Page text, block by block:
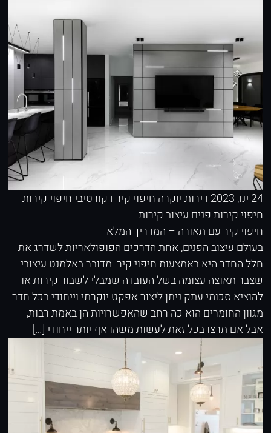
24 ינו, 2023 דירות יוקרה חיפוי קיר דקורטיביחיפוי קירות
חיפוי קירות פנים עיצוב קירות
חיפוי קיר עם תאורה – המדריך המלא
בעולם עיצוב הפנים, אחת הדרכים הפופולאריות לשדרג את
חלל החדר היא באמצעות חיפוי קיר. מדובר באלמנט עיצובי
שצבר תאוצה עצומה בשל העובדה שמבלי לשבור קירות או
להוציא סכומי עתק ניתן ליצור אפקט יוקרתי וייחודי בכל חדר.
מגוון החומרים הוא כה רחב שהאפשרויות הן באמת רבות,
אבל אם תרצו בכל זאת לעשות משהו אף יותר ייחודי […]